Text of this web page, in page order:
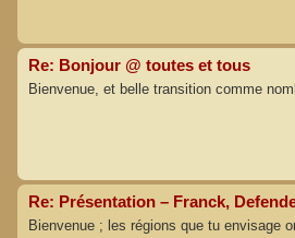
Re: Bonjour @ toutes et tous
Bienvenue, et belle transition comme
Re: Présentation – Franck,
Bienvenue ; les régions que tu envisage